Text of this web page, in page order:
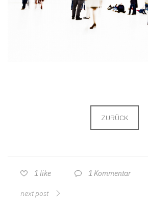
ZURÜCK
1 like 1 Kommentar
next post